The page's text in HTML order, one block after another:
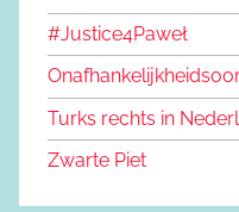
#Justice4Paweł
Turks rechts in
Zwarte Piet